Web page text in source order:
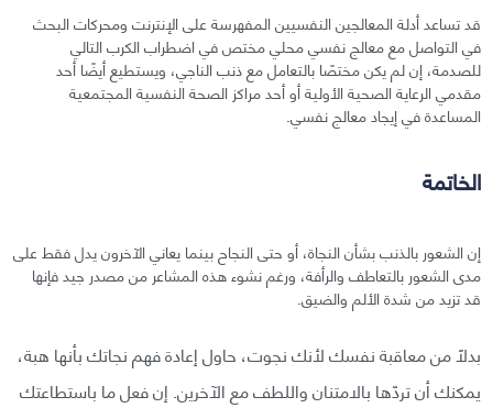
قد تساعد أدلة المعالجين النفسيين المفهرسة على الإنترنت ومحركات البحث
في التواصل مع معالج نفسي محلي مختص في اضطراب الكرب التالي
للصدمة، إن لم يكن مختصًا بالتعامل مع ذنب الناجي، ويستطيع أيضًا أحد
مقدمي الرعاية الصحية الأولية أو أحد مراكز الصحة النفسية المجتمعية
المساعدة في إيجاد معالج نفسي.
الخاتمة
إن الشعور بالذنب بشأن النجاة، أو حتى النجاح بينما يعاني الآخرون يدل فقط على
مدى الشعور بالتعاطف والرأفة، ورغم نشوء هذه المشاعر من مصدر جيد فإنها
قد تزيد من شدة الألم والضيق.
بدلًا من معاقبة نفسك لأنك نجوت، حاول إعادة فهم نجاتك بأنها هبة،
يمكنك أن تردّها بالامتنان واللطف مع الآخرين. إن فعل ما باستطاعتك